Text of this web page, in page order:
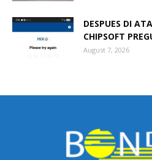
DESPUES DI
CHIPSOFT
August 7, 2026